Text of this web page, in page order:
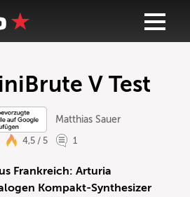
V Test
Matthias Sauer
4,5 / 5 1
Frankreich: Arturia
Kompakt-Synthesizer